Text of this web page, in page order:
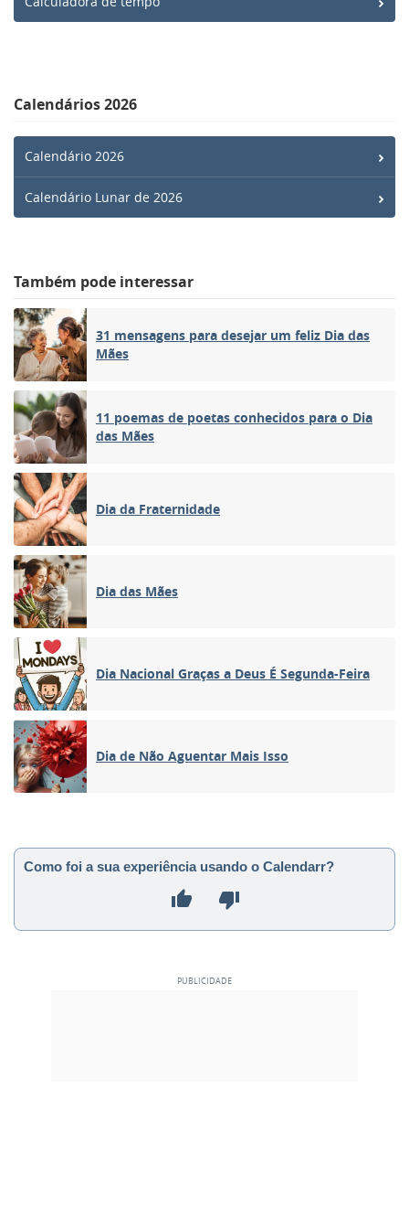
Calendários 2026
Calendário 2026
Calendário Lunar de 2026
Também pode interessar
31 mensagens para desejar um feliz Dia das
Mães
11 poemas de poetas conhecidos para o Dia
das Mães
Dia da Fraternidade
Dia das Mães
Dia Nacional Graças a Deus É Segunda-Feira
Dia de Não Aguentar Mais Isso
Como foi a sua experiência usando o Calendarr?